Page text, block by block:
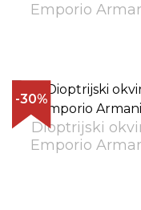
Emporio
-30%
Dioptrijski
Emporio